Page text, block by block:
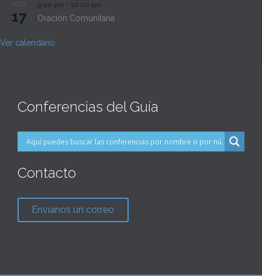
AGO
17
9:00 pm - 10:00 pm
Oración Comunitaria
Ver calendario
Conferencias del Guía
Contacto
Envíanos un correo